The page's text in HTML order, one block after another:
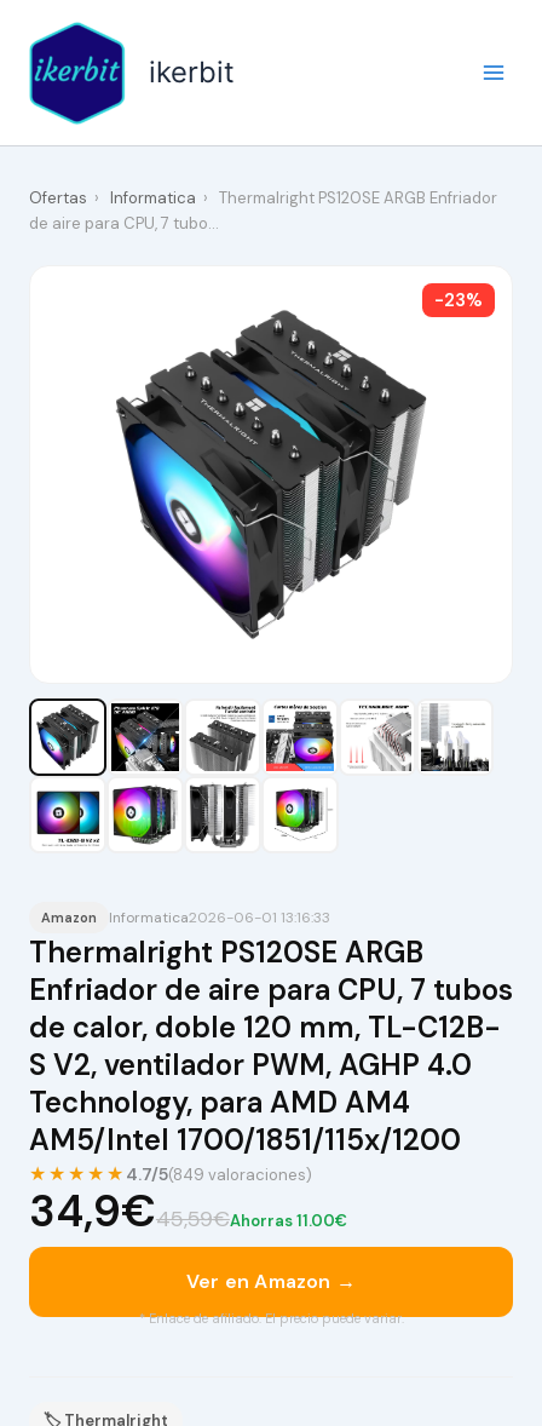
contenido
ikerbit
Ofertas › Informatica › Thermalright PS120SE ARGB Enfriador
de aire para CPU, 7 tubo…
-23%
Amazon Informatica2026-06-01 13:16:33
Thermalright PS120SE ARGB
Enfriador de aire para CPU, 7 tubos
de calor, doble 120 mm, TL-C12B-
S V2, ventilador PWM, AGHP 4.0
Technology, para AMD AM4
AM5/Intel 1700/1851/115x/1200
★★★★★ 4.7/5(849 valoraciones)
34,9€45,59€Ahorras 11.00€
Ver en Amazon →
* Enlace de afiliado. El precio puede variar.
🏷 Thermalright